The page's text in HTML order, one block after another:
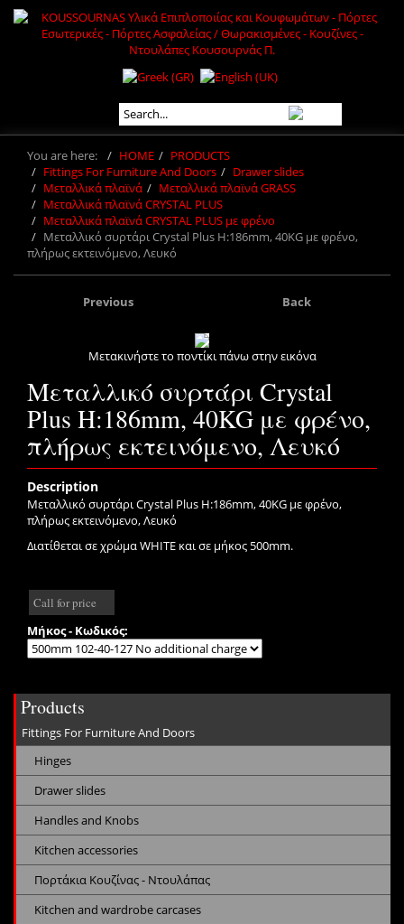
You are here: HOME
PRODUCTS
Fittings For Furniture And Doors
Drawer slides
Μεταλλικά πλαϊνά
Μεταλλικά πλαϊνά GRASS
Μεταλλικά πλαϊνά CRYSTAL PLUS
Μεταλλικά πλαϊνά CRYSTAL PLUS με φρένο
Μεταλλικό συρτάρι Crystal Plus H:186mm, 40KG με φρένο,
πλήρως εκτεινόμενο, Λευκό
Previous Back
Μετακινήστε το ποντίκι πάνω στην εικόνα
Μεταλλικό συρτάρι Crystal
Plus H:186mm, 40KG με φρένο,
πλήρως εκτεινόμενο, Λευκό
Description
Μεταλλικό συρτάρι Crystal Plus H:186mm, 40KG με φρένο,
πλήρως εκτεινόμενο, Λευκό
Διατίθεται σε χρώμα WHITE και σε μήκος 500mm.
Call for price
Μήκος - Κωδικός:
Products
Fittings For Furniture And Doors
Hinges
Drawer slides
Handles and Knobs
Kitchen accessories
Πορτάκια Κουζίνας - Ντουλάπας
Kitchen and wardrobe carcases